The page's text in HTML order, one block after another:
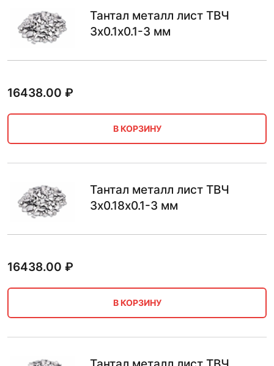
Тантал металл лист ТВЧ
3х0.1х0.1-3 мм
16438.00 ₽
В КОРЗИНУ
Тантал металл лист ТВЧ
3х0.18х0.1-3 мм
16438.00 ₽
В КОРЗИНУ